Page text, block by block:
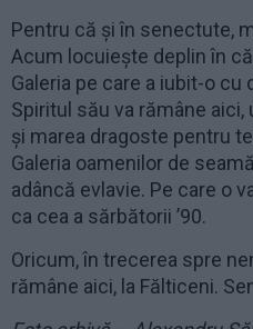
Pentru că și în senectute,
Acum locuiește deplin în
Galeria pe care a iubit-o
Spiritul său va rămâne
și marea dragoste pentru
Galeria oamenilor de
adâncă evlavie. Pe care o
ca cea a sărbătorii ʼ90.
Oricum, în trecerea spre
rămâne aici, la Fălticeni.